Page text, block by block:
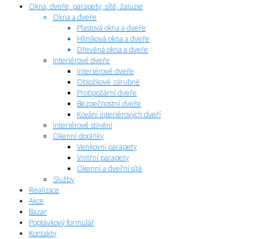
Okna, dveře, parapety, sítě, žaluzie
Okna a dveře
Plastová okna a dveře
Hliníková okna a dveře
Dřevěná okna a dveře
Interiérové dveře
Interiérové dveře
Obložkové zárubně
Protipožární dveře
Bezpečnostní dveře
Kování interiérových dveří
Interiérové stínění
Okenní doplňky
Venkovní parapety
Vnitřní parapety
Okenní a dveřní sítě
Služby
Realizace
Akce
Bazar
Poptávkový formulář
Kontakty